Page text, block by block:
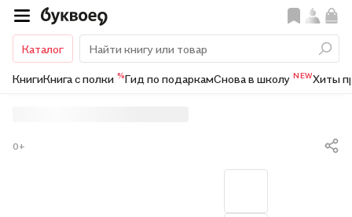
Каталог
КнигиКнига с полки %Гид по подаркамСнова в школу NEWХиты
0+